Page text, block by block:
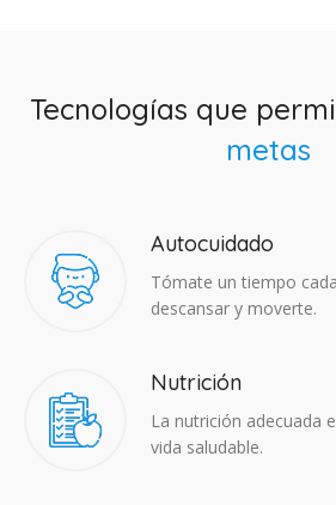
Tecnologías que
metas
Autocuidado
Tómate un tiempo
descansar y moverte.
Nutrición
La nutrición adecuada
vida saludable.